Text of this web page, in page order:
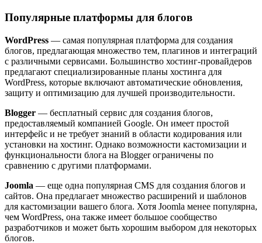
Популярные платформы для блогов
WordPress — самая популярная платформа для создания
блогов, предлагающая множество тем, плагинов и интеграций
с различными сервисами. Большинство хостинг-провайдеров
предлагают специализированные планы хостинга для
WordPress, которые включают автоматические обновления,
защиту и оптимизацию для лучшей производительности.
Blogger — бесплатный сервис для создания блогов,
предоставляемый компанией Google. Он имеет простой
интерфейс и не требует знаний в области кодирования или
установки на хостинг. Однако возможности кастомизации и
функциональности блога на Blogger ограничены по
сравнению с другими платформами.
Joomla — еще одна популярная CMS для создания блогов и
сайтов. Она предлагает множество расширений и шаблонов
для кастомизации вашего блога. Хотя Joomla менее популярна,
чем WordPress, она также имеет большое сообщество
разработчиков и может быть хорошим выбором для некоторых
блогов.